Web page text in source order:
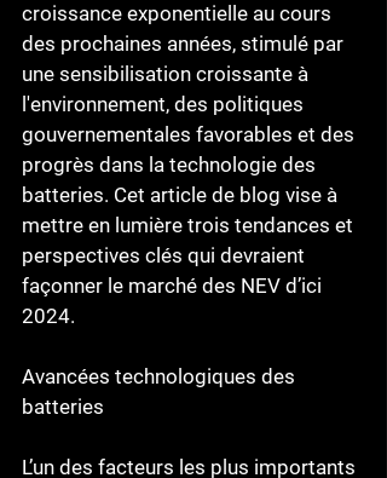
croissance exponentielle au cours
des prochaines années, stimulé par
une sensibilisation croissante à
l'environnement, des politiques
gouvernementales favorables et des
progrès dans la technologie des
batteries. Cet article de blog vise à
mettre en lumière trois tendances et
perspectives clés qui devraient
façonner le marché des NEV d’ici
2024.
Avancées technologiques des
batteries
L’un des facteurs les plus importants